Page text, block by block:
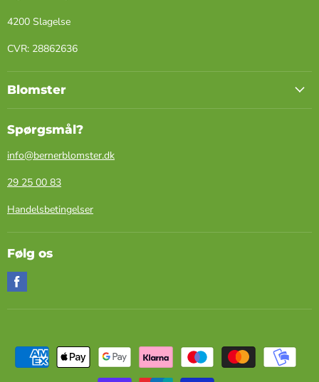
4200 Slagelse
​CVR: ​28862636
Blomster
Spørgsmål?
info@bernerblomster.dk
29 25 00 83
Handelsbetingelser
Følg os
os
på